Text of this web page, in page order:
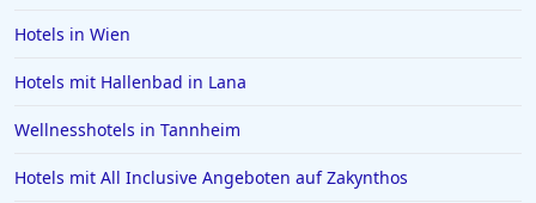
Hotels in Borkum
Hotels in Bregenz
Hotels in Wien
Hotels mit Hallenbad in Lana
Wellnesshotels in Tannheim
Hotels mit All Inclusive Angeboten auf Zakynthos